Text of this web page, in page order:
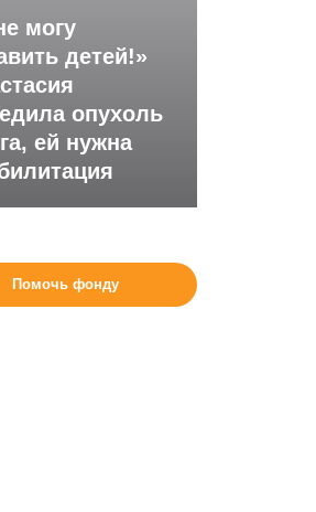
могу
детей!»
опухоль
ей нужна
Помочь фонду